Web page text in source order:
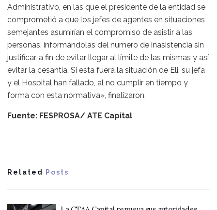
Administrativo, en las que el presidente de la entidad se
comprometió a que los jefes de agentes en situaciones
semejantes asumirían el compromiso de asistir a las
personas, informándolas del número de inasistencia sin
justificar, a fin de evitar llegar al límite de las mismas y así
evitar la cesantía. Si esta fuera la situación de Eli, su jefa
y el Hospital han fallado, al no cumplir en tiempo y
forma con esta normativa», finalizaron.
Fuente: FESPROSA/ ATE Capital
Related Posts